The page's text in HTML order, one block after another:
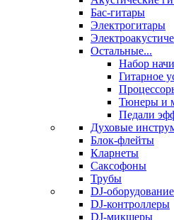
Бас-гитары
Электрогитары
Остальные...
Набор
Гитарное
Тюнеры и
Педали
Духовые
Блок-флейты
Кларнеты
Саксофоны
Трубы
DJ-оборудование
DJ-контроллеры
DJ-микшеры